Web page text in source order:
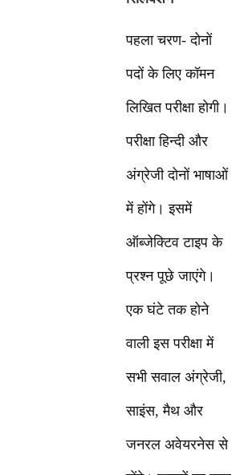
पहला चरण- दोनों
पदों के लिए कॉमन
लिखित परीक्षा होगी।
परीक्षा हिन्दी और
अंग्रेजी दोनों भाषाओं
में होंगे। इसमें
ऑब्जेक्टिव टाइप के
प्रश्न पूछे जाएंगे।
एक घंटे तक होने
वाली इस परीक्षा में
सभी सवाल अंग्रेजी,
साइंस, मैथ और
जनरल अवेयरनेस से